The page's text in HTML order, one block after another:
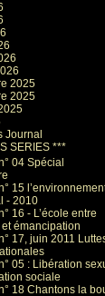
2025
2025
Journal
SERIES ***
04 Spécial
15
- 2010
16 - L’école entre
émancipation
17, juin 2011
05 : Libération
sociale
18 Chantons la